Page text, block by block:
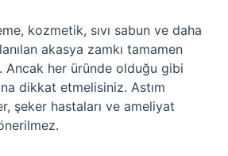
kozmetik, sıvı sabun ve daha
akasya zamkı tamamen
Ancak her üründe olduğu gibi
dikkat etmelisiniz. Astım
şeker hastaları ve ameliyat